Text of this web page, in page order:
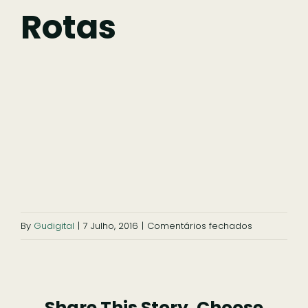
Rotas
By Gudigital | 7 Julho, 2016 | Comentários fechados